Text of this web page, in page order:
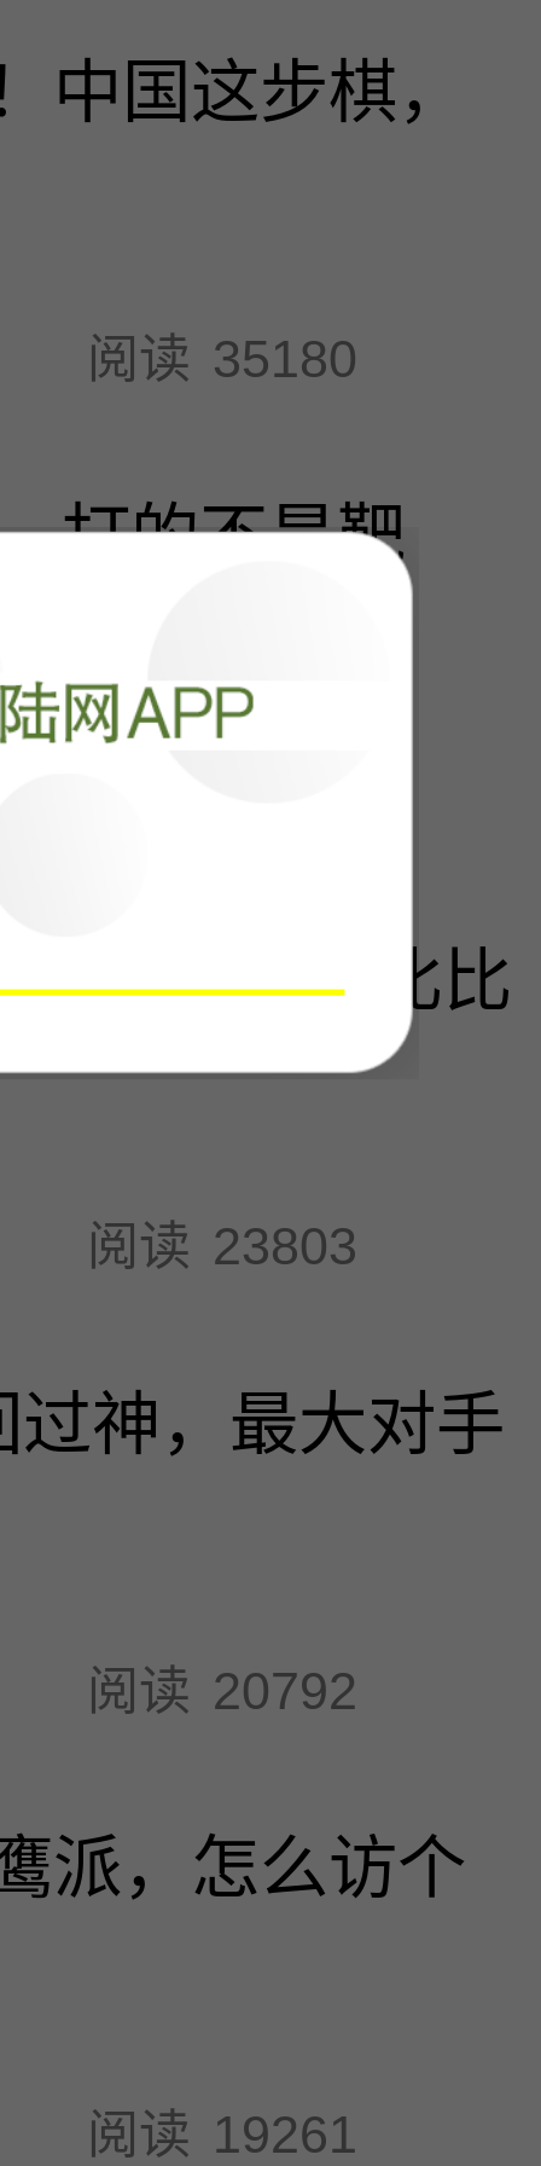
中国这步棋，
阅读 35180
打的不是靶
赞“枭龙”：比比
阅读 23803
神，最大对手
阅读 20792
派，怎么访个
阅读 19261